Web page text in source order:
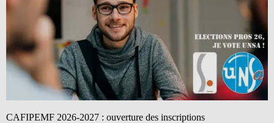
CAFIPEMF 2026-2027 : ouverture des inscriptions